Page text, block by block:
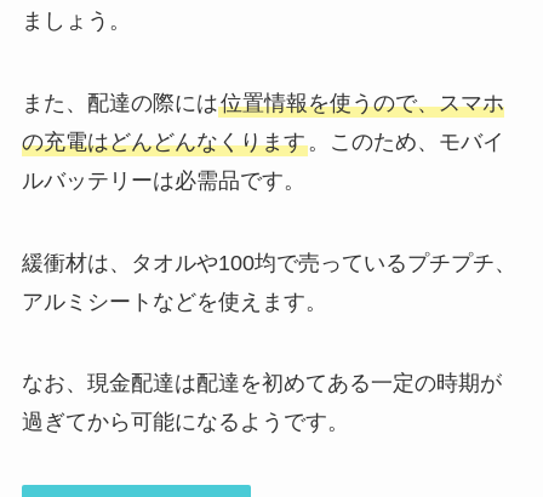
ましょう。
また、配達の際には位置情報を使うので、スマホ
の充電はどんどんなくります。このため、モバイ
ルバッテリーは必需品です。
緩衝材は、タオルや100均で売っているプチプチ、
アルミシートなどを使えます。
なお、現金配達は配達を初めてある一定の時期が
過ぎてから可能になるようです。